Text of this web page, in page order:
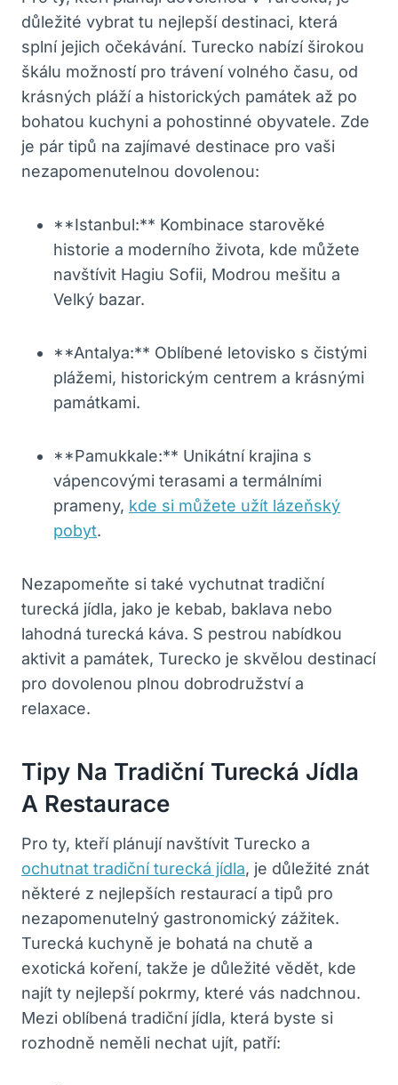
důležité vybrat tu nejlepší destinaci, která
splní jejich očekávání. Turecko nabízí širokou
škálu možností pro trávení volného času, od
krásných pláží a historických památek až po
bohatou kuchyni a pohostinné obyvatele. Zde
je pár tipů na zajímavé destinace pro vaši
nezapomenutelnou dovolenou:
**Istanbul:** Kombinace starověké
historie a moderního života, kde můžete
navštívit Hagiu Sofii, Modrou mešitu a
Velký bazar.
**Antalya:** Oblíbené letovisko s čistými
plážemi, historickým centrem a krásnými
památkami.
**Pamukkale:** Unikátní krajina s
vápencovými terasami a termálními
prameny, kde si můžete užít lázeňský
pobyt.
Nezapomeňte si také vychutnat tradiční
turecká jídla, jako je kebab, baklava nebo
lahodná turecká káva. S pestrou nabídkou
aktivit a památek, Turecko je skvělou destinací
pro dovolenou plnou dobrodružství a
relaxace.
Tipy Na Tradiční Turecká Jídla
A Restaurace
Pro ty, kteří plánují navštívit Turecko a
ochutnat tradiční turecká jídla, je důležité znát
některé z nejlepších restaurací a tipů pro
nezapomenutelný gastronomický zážitek.
Turecká kuchyně je bohatá na chutě a
exotická koření, takže je důležité vědět, kde
najít ty nejlepší pokrmy, které vás nadchnou.
Mezi oblíbená tradiční jídla, která byste si
rozhodně neměli nechat ujít, patří: